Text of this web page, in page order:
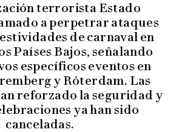
terrorista Estado
a perpetrar ataques
de carnaval en
Países Bajos, señalando
específicos eventos en
y Róterdam. Las
reforzado la seguridad y
ya han sido
canceladas.